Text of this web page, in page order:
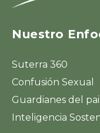
Nuestro
Suterra 360
Confusión Sexual
Guardianes del
Inteligencia